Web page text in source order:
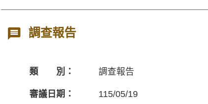
調查報告
類 別： 調查報告
審議日期： 115/05/19